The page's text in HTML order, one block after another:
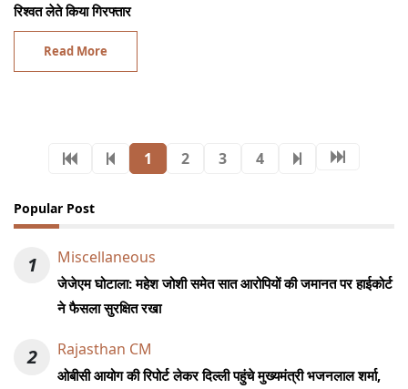
रिश्वत लेते किया गिरफ्तार
Read More
1 2 3 4
Popular Post
1 Miscellaneous
जेजेएम घोटाला: महेश जोशी समेत सात आरोपियों की जमानत पर हाईकोर्ट
ने फैसला सुरक्षित रखा
2 Rajasthan CM
ओबीसी आयोग की रिपोर्ट लेकर दिल्ली पहुंचे मुख्यमंत्री भजनलाल शर्मा,